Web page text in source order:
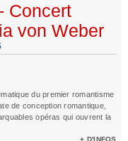
Concert
von Weber
du premier romantisme
de conception romantique,
opéras qui ouvrent la
+ D'INFOS